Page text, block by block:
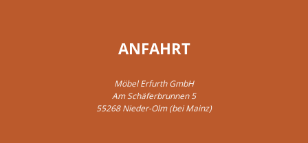
ANFAHRT
Möbel Erfurth GmbH
Am Schäferbrunnen 5
55268 Nieder-Olm (bei Mainz)